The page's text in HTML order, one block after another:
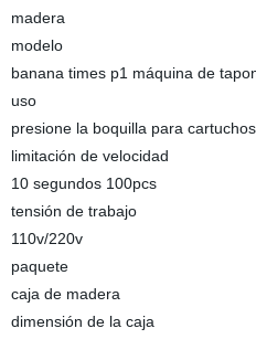
madera
modelo
banana times p1 máquina de
uso
presione la boquilla para
limitación de velocidad
10 segundos 100pcs
tensión de trabajo
110v/220v
paquete
caja de madera
dimensión de la caja